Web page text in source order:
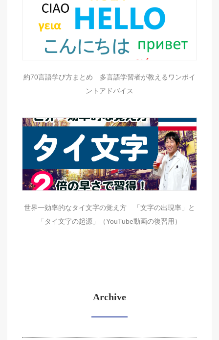
約70言語学び方まとめ 多言語学習者が教えるワンポイ
ントアドバイス
世界一効率的なタイ文字の覚え方 「文字の出現率」と
「タイ文字の起源」（YouTube動画の復習用）
Archive